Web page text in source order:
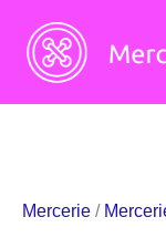
contenu
Mercerie /